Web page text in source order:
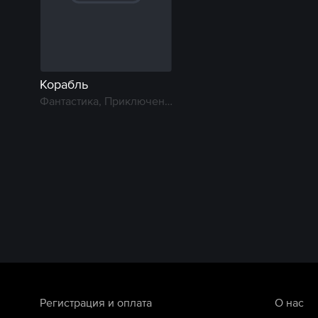
Корабль
Фантастика, Приключение, Мелодрама
Регистрация и оплата О нас